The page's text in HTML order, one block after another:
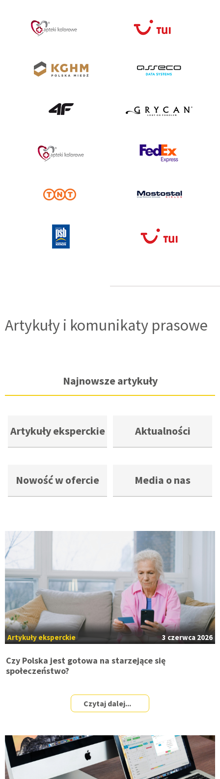
Artykuły i komunikaty prasowe
Artykuły eksperckie Aktualności
Nowość w ofercie Media o nas
Artykuły eksperckie 3 czerwca 2026
Czy Polska jest gotowa na starzejące się
społeczeństwo?
Czytaj dalej...